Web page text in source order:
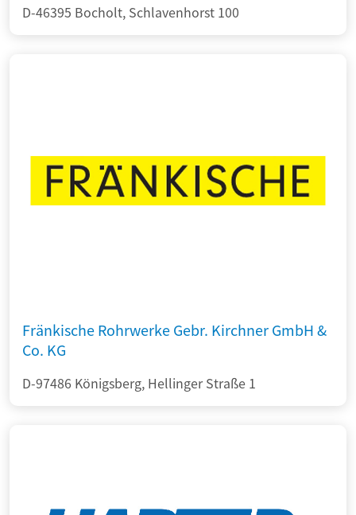
D-46395 Bocholt, Schlavenhorst 100
Fränkische Rohrwerke Gebr. Kirchner GmbH &
Co. KG
D-97486 Königsberg, Hellinger Straße 1